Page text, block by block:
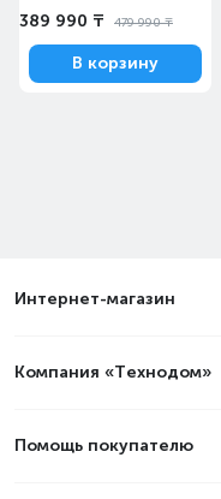
389 990 ₸ 479 990 ₸
В корзину
Интернет-магазин
Компания «Технодом»
Помощь покупателю